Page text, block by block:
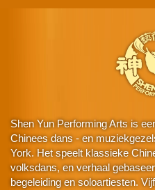
Shen Yun Performing Arts is
Chinees dans - en
York. Het speelt klassieke
volksdans, en verhaal
begeleiding en soloartiesten.